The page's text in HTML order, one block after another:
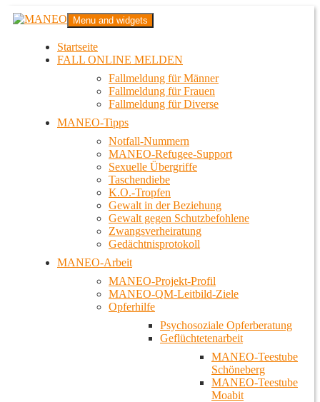
Zum
InhaltMANEO
Das schwule Anti-Gewalt-Projekt in Berlin
Menu and widgets
Startseite
FALL ONLINE MELDEN
Fallmeldung für Männer
Fallmeldung für Frauen
Fallmeldung für Diverse
MANEO-Tipps
Notfall-Nummern
MANEO-Refugee-Support
Sexuelle Übergriffe
Taschendiebe
K.O.-Tropfen
Gewalt in der Beziehung
Gewalt gegen Schutzbefohlene
Zwangsverheiratung
Gedächtnisprotokoll
MANEO-Arbeit
MANEO-Projekt-Profil
MANEO-QM-Leitbild-Ziele
Opferhilfe
Psychosoziale Opferberatung
Geflüchtetenarbeit
MANEO-Teestube
Schöneberg
MANEO-Teestube
Moabit